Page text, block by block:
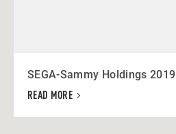
SEGA-Sammy Holdings 2019
READ MORE